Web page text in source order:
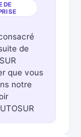
DE
de
que vous
notre